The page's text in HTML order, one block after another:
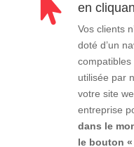
en
Vos clients
doté d’un
compatibles
utilisée par
votre site
entreprise
dans le
le bouton